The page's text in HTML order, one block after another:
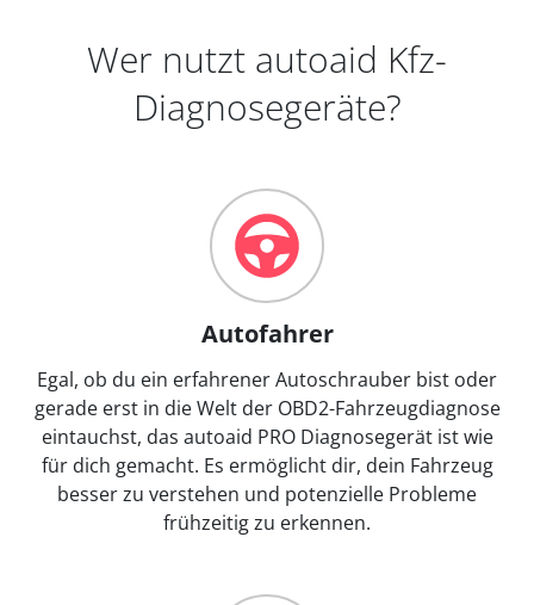
Wer nutzt autoaid Kfz-
Diagnosegeräte?
Autofahrer
Egal, ob du ein erfahrener Autoschrauber bist oder
gerade erst in die Welt der OBD2-Fahrzeugdiagnose
eintauchst, das autoaid PRO Diagnosegerät ist wie
für dich gemacht. Es ermöglicht dir, dein Fahrzeug
besser zu verstehen und potenzielle Probleme
frühzeitig zu erkennen.